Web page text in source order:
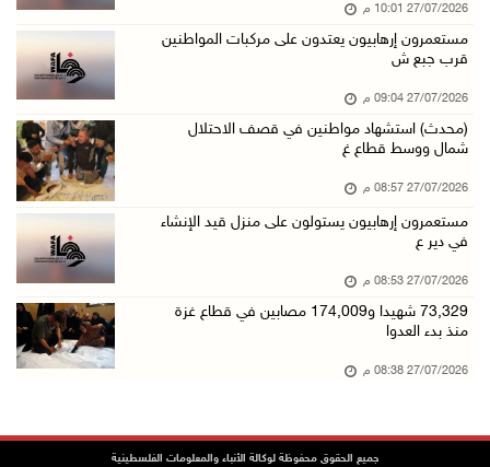
27/07/2026 10:01 م
مستعمرون إرهابيون يعتدون على مركبات المواطنين
قرب جبع ش
27/07/2026 09:04 م
(محدث) استشهاد مواطنين في قصف الاحتلال
شمال ووسط قطاع غ
27/07/2026 08:57 م
مستعمرون إرهابيون يستولون على منزل قيد الإنشاء
في دير ع
27/07/2026 08:53 م
73,329 شهيدا و174,009 مصابين في قطاع غزة
منذ بدء العدوا
27/07/2026 08:38 م
جميع الحقوق محفوظة لوكالة الأنباء والمعلومات الفلسطينية